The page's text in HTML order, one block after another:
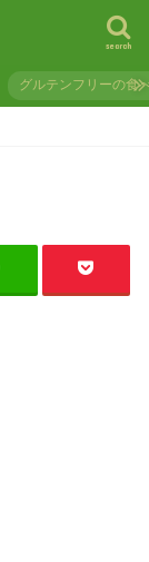
search
グルテンフリーの食